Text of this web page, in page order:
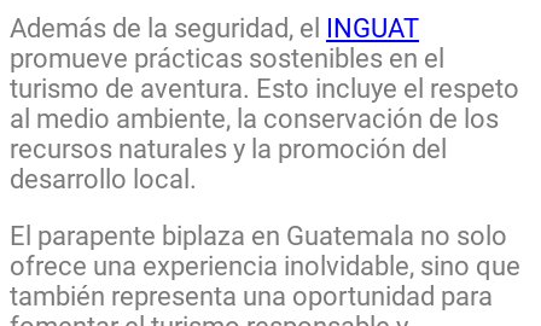
Además de la seguridad, el INGUAT
promueve prácticas sostenibles en el
turismo de aventura. Esto incluye el respeto
al medio ambiente, la conservación de los
recursos naturales y la promoción del
desarrollo local.
El parapente biplaza en Guatemala no solo
ofrece una experiencia inolvidable, sino que
también representa una oportunidad para